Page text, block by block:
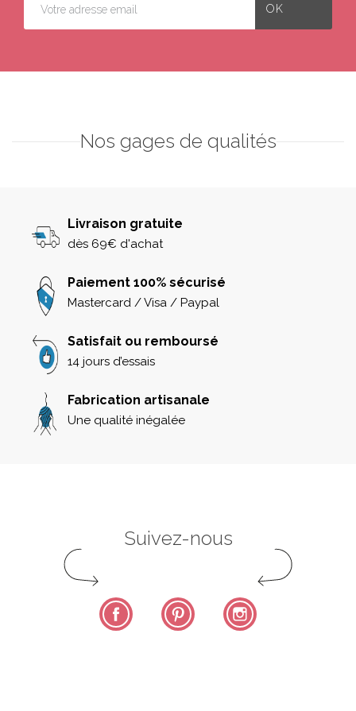
Nos gages de qualités
Livraison gratuite
dès 69€ d'achat
Paiement 100% sécurisé
Mastercard / Visa / Paypal
Satisfait ou remboursé
14 jours d’essais
Fabrication artisanale
Une qualité inégalée
Suivez-nous
Facebook Pinterest